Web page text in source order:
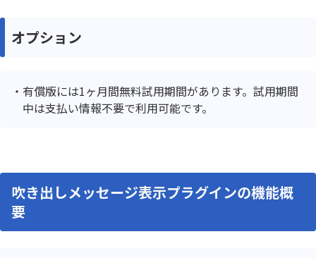
オプション
有償版には1ヶ月間無料試用期間があります。試用期間
中は支払い情報不要で利用可能です。
吹き出しメッセージ表示プラグインの機能概
要